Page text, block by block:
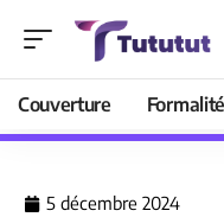
Couverture
5 décembre 2024